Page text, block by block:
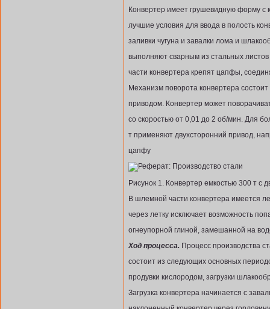
Конвертер имеет грушевидную форму с
лучшие условия для ввода в полость
заливки чугуна и завалки лома и
выполняют сварным из стальных
части конвертера крепят цапфы,
Механизм поворота конвертера
приводом. Конвертер может
со скоростью от 0,01 до 2 об/мин. Для
т применяют двухсторонний привод,
цапфу
Рисунок 1. Конвертер емкостью 300 т с
В шлемной части конвертера имеется
через летку исключает возможность
огнеупорной глиной, замешанной на
Ход процесса. Процесс производства
состоит из следующих основных
продувки кислородом, загрузки
Загрузка конвертера начинается с